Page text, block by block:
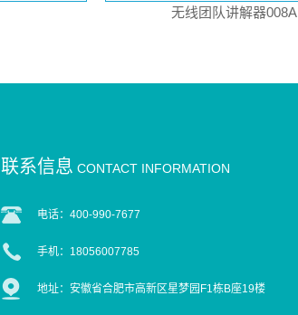
无线团队讲解器008A
联系信息 CONTACT INFORMATION
电话：400-990-7677
手机：18056007785
地址：安徽省合肥市高新区星梦园F1栋B座19楼